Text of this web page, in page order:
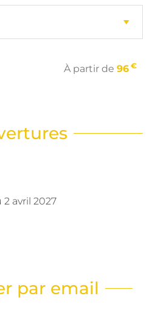
À partir de 96 €
2 avril 2027
par email